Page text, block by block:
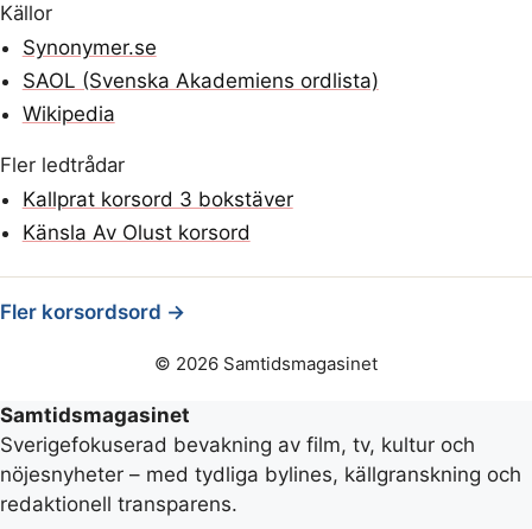
Källor
Synonymer.se
SAOL (Svenska Akademiens ordlista)
Wikipedia
Fler ledtrådar
Kallprat korsord 3 bokstäver
Känsla Av Olust korsord
Fler korsordsord →
© 2026 Samtidsmagasinet
Samtidsmagasinet
Sverigefokuserad bevakning av film, tv, kultur och
nöjesnyheter – med tydliga bylines, källgranskning och
redaktionell transparens.